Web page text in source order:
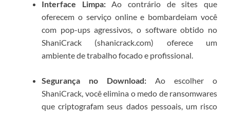
Interface Limpa:Ao contrário de sites que
oferecem o serviço online e bombardeiam você
com pop-ups agressivos, o software obtido no
ShaniCrack (shanicrack.com) oferece um
ambiente de trabalho focado e profissional.
Segurança no Download: Ao escolher o
ShaniCrack, você elimina o medo de ransomwares
que criptografam seus dados pessoais, um risco